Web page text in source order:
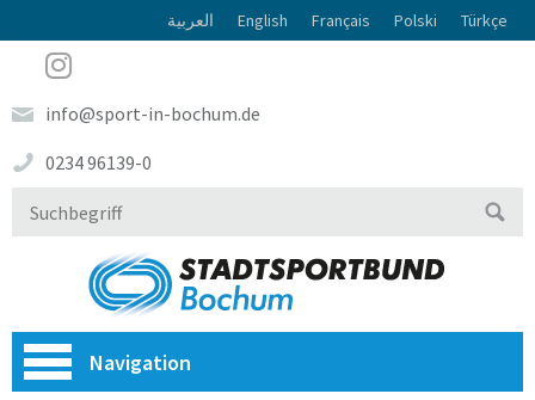
العربية English Français Polski Türkçe
info@sport-in-bochum.de
0234 96139-0
Navigation